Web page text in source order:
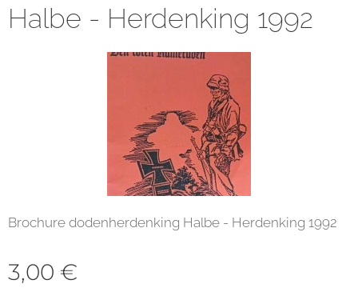
Halbe - Herdenking 1992
Brochure dodenherdenking Halbe - Herdenking 1992
3,00 €